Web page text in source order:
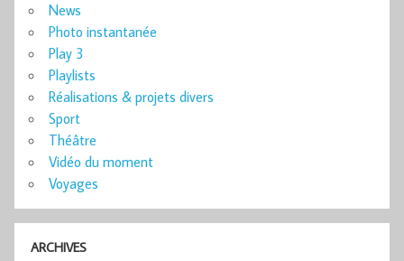
News
Photo instantanée
Play 3
Playlists
Réalisations & projets divers
Sport
Théâtre
Vidéo du moment
Voyages
ARCHIVES